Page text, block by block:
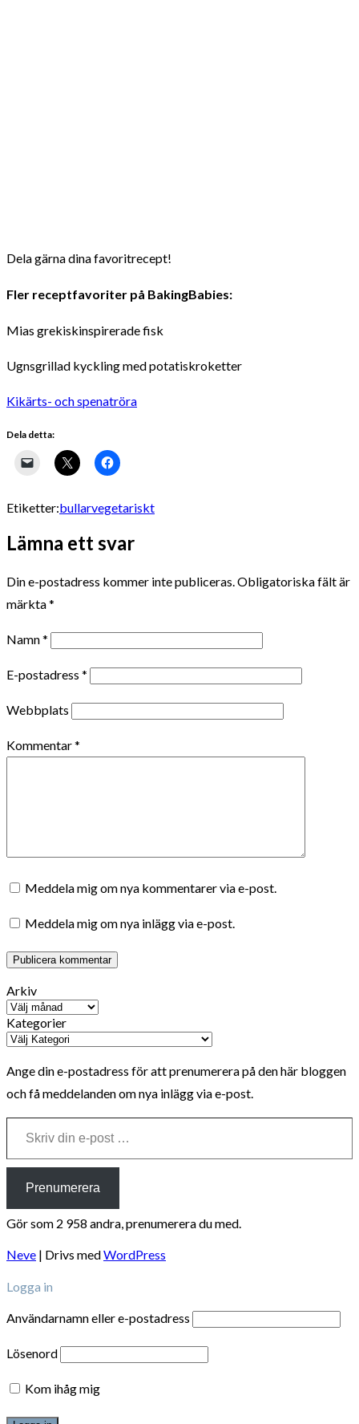
Dela gärna dina favoritrecept!
Fler receptfavoriter på BakingBabies:
Mias grekiskinspirerade fisk
Ugnsgrillad kyckling med potatiskroketter
Kikärts- och spenatröra
Dela detta:
Etiketter:bullarvegetariskt
Lämna ett svar
Din e-postadress kommer inte publiceras. Obligatoriska fält är
märkta*
Namn*
E-postadress *
Webbplats
Kommentar*
Meddela mig om nya kommentarer via e-post.
Meddela mig om nya inlägg via e-post.
Arkiv
Kategorier
Ange din e-postadress för att prenumerera på den här bloggen
och få meddelanden om nya inlägg via e-post.
Skriv din e-post …
Prenumerera
Gör som 2 958 andra, prenumerera du med.
Neve | Drivs medWordPress
Logga in
Användarnamn eller e-postadress
Lösenord
Kom ihåg mig